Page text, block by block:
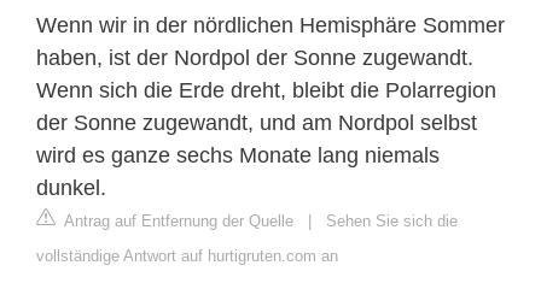
Wenn wir in der nördlichen Hemisphäre Sommer
haben, ist der Nordpol der Sonne zugewandt.
Wenn sich die Erde dreht, bleibt die Polarregion
der Sonne zugewandt, und am Nordpol selbst
wird es ganze sechs Monate lang niemals
dunkel.
Antrag auf Entfernung der Quelle | Sehen Sie sich die
vollständige Antwort auf hurtigruten.com an